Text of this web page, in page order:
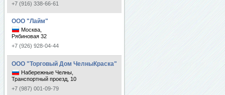
+7 (916) 338-66-61
ООО "Лайм"
Москва,
Рябиновая 32
+7 (926) 928-04-44
ООО "Торговый Дом ЧелныКраска"
Набережные Челны,
Транспортный проезд, 10
+7 (987) 001-09-79